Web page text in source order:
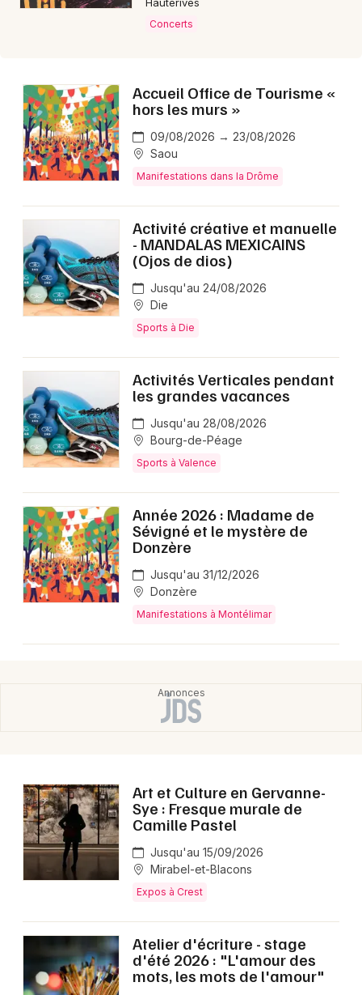
Concerts
Accueil Office de Tourisme «
hors les murs »
09/08/2026 → 23/08/2026
Saou
Manifestations dans la Drôme
Activité créative et manuelle
- MANDALAS MEXICAINS
(Ojos de dios)
Jusqu'au 24/08/2026
Die
Sports à Die
Activités Verticales pendant
les grandes vacances
Jusqu'au 28/08/2026
Bourg-de-Péage
Sports à Valence
Année 2026 : Madame de
Sévigné et le mystère de
Donzère
Jusqu'au 31/12/2026
Donzère
Manifestations à Montélimar
Art et Culture en Gervanne-
Sye : Fresque murale de
Camille Pastel
Jusqu'au 15/09/2026
Mirabel-et-Blacons
Expos à Crest
Atelier d'écriture - stage
d'été 2026 : "L'amour des
mots, les mots de l'amour"